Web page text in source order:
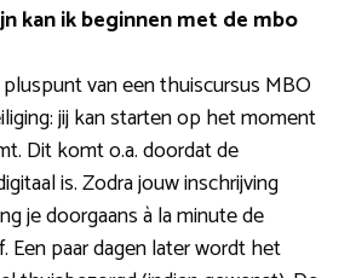
kan ik beginnen met de mbo
van een thuiscursus MBO
jij kan starten op het moment
Dit komt o.a. doordat de
is. Zodra jouw inschrijving
je doorgaans à la minute de
Een paar dagen later wordt het